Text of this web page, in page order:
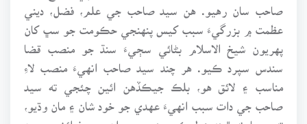
صاحب سان رهيو. هن سيد صاحب جي علم، فضل، ديني
عظمت ۾ بزرگيءَ سبب کيس پنهنجي حڪومت جو سڀ کان
پهريون شيخ الاسلام بڻائي سڄيءَ سنڌ جو منصب قضا
سندس سپرد ڪيو. هر چند سيد صاحب انهيءَ منصب لاءِ
مناسب ۽ لائق هو، بلڪ جيڪڏهن ائين چئجي ته سيد
صاحب جي دات سبب انهيءَ عهدي جو خود شان ۽ مان وڌيو،
ته بيجا نه ٿيندو؛ ليڪن منصب ۽ ان جي فرائضن جون